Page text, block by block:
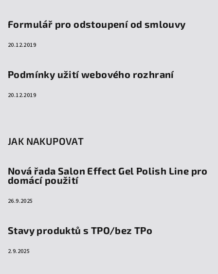
Formulář pro odstoupení od smlouvy
20.12.2019
Podmínky užití webového rozhraní
20.12.2019
JAK NAKUPOVAT
Nová řada Salon Effect Gel Polish Line pro
domácí použití
26.9.2025
Stavy produktů s TPO/bez TPo
2.9.2025